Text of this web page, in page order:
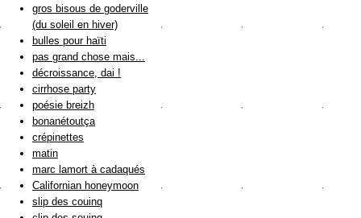
gros bisous de goderville
(du soleil en hiver)
bulles pour haïti
pas grand chose mais...
décroissance, dai !
cirrhose party
poésie breizh
bonanétoutça
crépinettes
matin
marc lamort à cadaqués
Californian honeymoon
slip des couinq